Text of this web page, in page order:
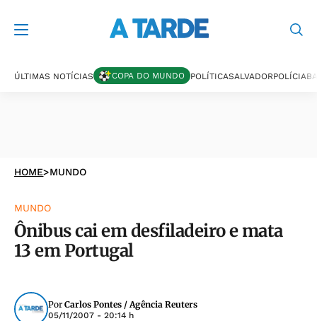
ÚLTIMAS NOTÍCIAS COPA DO MUNDO POLÍTICASALVADORPOLÍCIA
HOME>MUNDO
MUNDO
Ônibus cai em desfiladeiro e mata
13 em Portugal
Por Carlos Pontes / Agência Reuters
05/11/2007 - 20:14 h